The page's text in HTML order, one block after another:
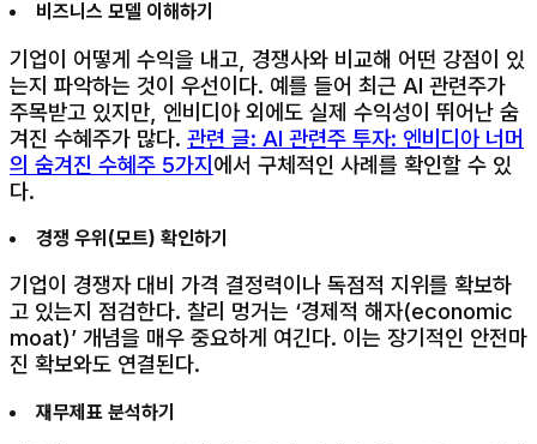
비즈니스 모델 이해하기
기업이 어떻게 수익을 내고, 경쟁사와 비교해 어떤 강점이 있
는지 파악하는 것이 우선이다. 예를 들어 최근 AI 관련주가
주목받고 있지만, 엔비디아 외에도 실제 수익성이 뛰어난 숨
겨진 수혜주가 많다. 관련 글: AI 관련주 투자: 엔비디아 너머
의 숨겨진 수혜주 5가지에서 구체적인 사례를 확인할 수 있
다.
경쟁 우위(모트) 확인하기
기업이 경쟁자 대비 가격 결정력이나 독점적 지위를 확보하
고 있는지 점검한다. 찰리 멍거는 ‘경제적 해자(economic
moat)’ 개념을 매우 중요하게 여긴다. 이는 장기적인 안전마
진 확보와도 연결된다.
재무제표 분석하기